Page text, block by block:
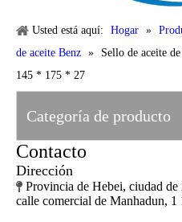
Usted está aquí: Hogar »
de aceite Benz »
Sello de aceite
145 * 175 * 27
Categoría de producto
Contacto
Dirección
 Provincia de Hebei, ciudad
calle comercial de Manhadun,